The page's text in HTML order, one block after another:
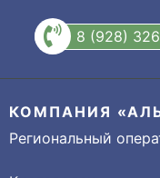
8 (928)
КОМПАНИЯ
Региональный